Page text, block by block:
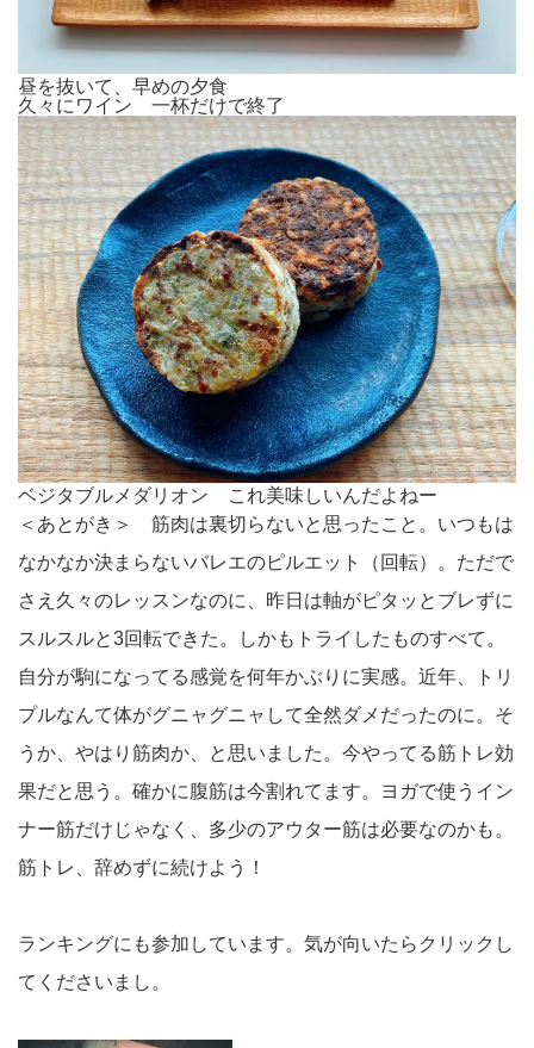
昼を抜いて、早めの夕食
久々にワイン 一杯だけで終了
ベジタブルメダリオン これ美味しいんだよねー
＜あとがき＞ 筋肉は裏切らないと思ったこと。いつもは
なかなか決まらないバレエのピルエット（回転）。ただで
さえ久々のレッスンなのに、昨日は軸がピタッとブレずに
スルスルと3回転できた。しかもトライしたものすべて。
自分が駒になってる感覚を何年かぶりに実感。近年、トリ
プルなんて体がグニャグニャして全然ダメだったのに。そ
うか、やはり筋肉か、と思いました。今やってる筋トレ効
果だと思う。確かに腹筋は今割れてます。ヨガで使うイン
ナー筋だけじゃなく、多少のアウター筋は必要なのかも。
筋トレ、辞めずに続けよう！
ランキングにも参加しています。気が向いたらクリックし
てくださいまし。